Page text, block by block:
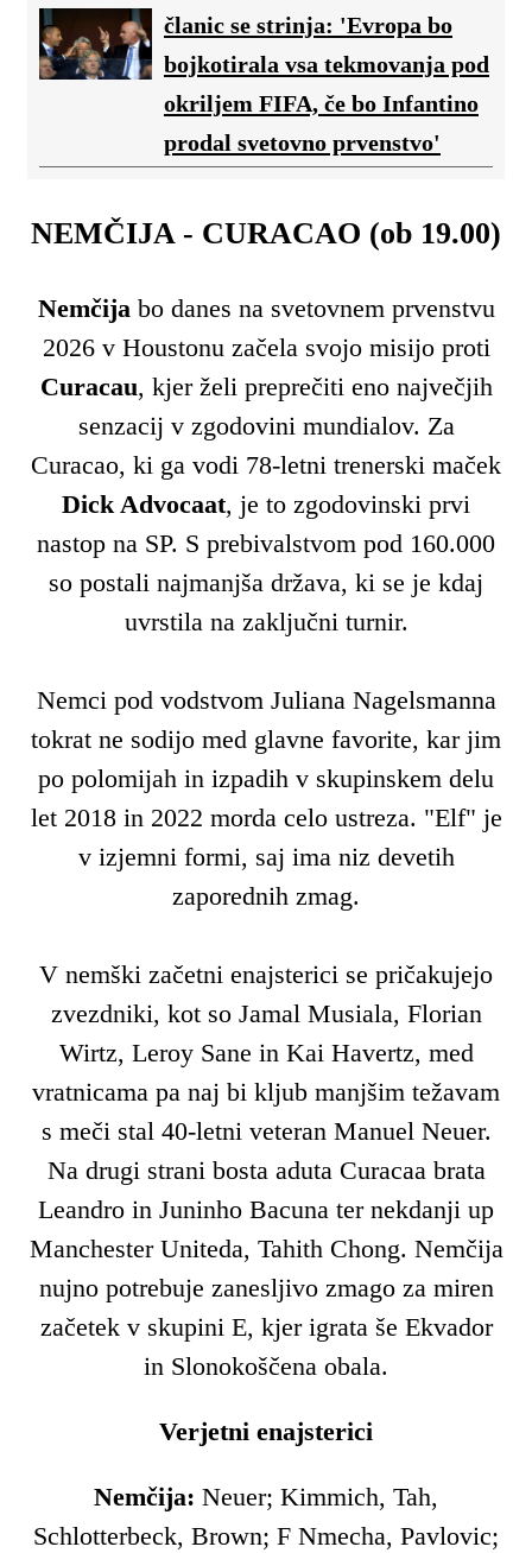
članic se strinja: 'Evropa bo
bojkotirala vsa tekmovanja pod
okriljem FIFA, če bo Infantino
prodal svetovno prvenstvo'
NEMČIJA - CURACAO (ob 19.00)
Nemčija bo danes na svetovnem prvenstvu
2026 v Houstonu začela svojo misijo proti
Curacau, kjer želi preprečiti eno največjih
senzacij v zgodovini mundialov. Za
Curacao, ki ga vodi 78-letni trenerski maček
Dick Advocaat, je to zgodovinski prvi
nastop na SP. S prebivalstvom pod 160.000
so postali najmanjša država, ki se je kdaj
uvrstila na zaključni turnir.
Nemci pod vodstvom Juliana Nagelsmanna
tokrat ne sodijo med glavne favorite, kar jim
po polomijah in izpadih v skupinskem delu
let 2018 in 2022 morda celo ustreza. "Elf" je
v izjemni formi, saj ima niz devetih
zaporednih zmag.
V nemški začetni enajsterici se pričakujejo
zvezdniki, kot so Jamal Musiala, Florian
Wirtz, Leroy Sane in Kai Havertz, med
vratnicama pa naj bi kljub manjšim težavam
s meči stal 40-letni veteran Manuel Neuer.
Na drugi strani bosta aduta Curacaa brata
Leandro in Juninho Bacuna ter nekdanji up
Manchester Uniteda, Tahith Chong. Nemčija
nujno potrebuje zanesljivo zmago za miren
začetek v skupini E, kjer igrata še Ekvador
in Slonokoščena obala.
Verjetni enajsterici
Nemčija: Neuer; Kimmich, Tah,
Schlotterbeck, Brown; F Nmecha, Pavlovic;